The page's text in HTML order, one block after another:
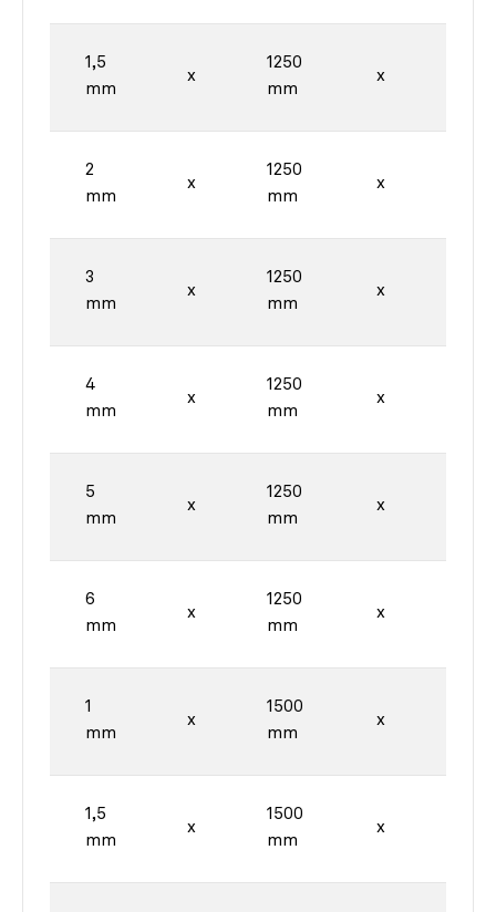
1,5
mm
x
1250
mm
x
2
mm
x
1250
mm
x
3
mm
x
1250
mm
x
4
mm
x
1250
mm
x
5
mm
x
1250
mm
x
6
mm
x
1250
mm
x
1
mm
x
1500
mm
x
1,5
mm
x
1500
mm
x